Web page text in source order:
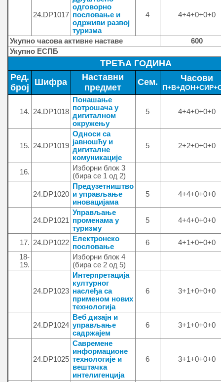
24.DP1017
одговорно
пословање и
одрживи развој
туризма
4 4+4+0+0+0
Укупно часова активне наставе
600
Укупно ЕСПБ
ТРЕЋА ГОДИНА
Ред.
број
Шифра
Наставни
предмет
Сем. Часови
14. 24.DP1018
Понашање
потрошача у
дигиталном
окружењу
5 4+4+0+0+0
15. 24.DP1019
Односи са
јавношћу и
дигиталне
комуникације
5 2+2+0+0+0
16.
Изборни блок 3
(бира се 1 од 2)
24.DP1020
Предузетништво
и управљање
иновацијама
5 4+4+0+0+0
24.DP1021
Управљање
променама у
туризму
5 4+4+0+0+0
17. 24.DP1022
Електронско
пословање
6
4+1+0+0+0
18-
19.
Изборни блок 4
(бира се 2 од 5)
24.DP1023
Интерпретација
културног
наслеђа са
применом нових
технологија
6 3+1+0+0+0
24.DP1024
Веб дизајн и
управљање
садржајем
6 3+1+0+0+0
24.DP1025
Савремене
информационе
технологије и
вештачка
интелигенција
6 3+1+0+0+0